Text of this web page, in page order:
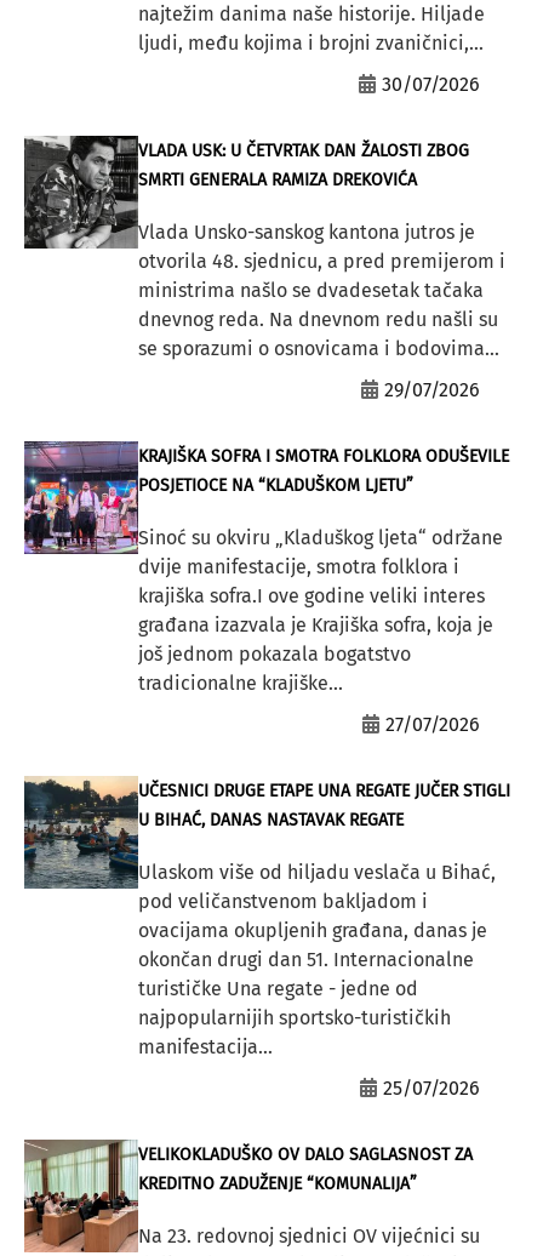
najtežim danima naše historije. Hiljade
ljudi, među kojima i brojni zvaničnici,...
30/07/2026
VLADA USK: U ČETVRTAK DAN ŽALOSTI ZBOG
SMRTI GENERALA RAMIZA DREKOVIĆA
Vlada Unsko-sanskog kantona jutros je
otvorila 48. sjednicu, a pred premijerom i
ministrima našlo se dvadesetak tačaka
dnevnog reda. Na dnevnom redu našli su
se sporazumi o osnovicama i bodovima...
29/07/2026
KRAJIŠKA SOFRA I SMOTRA FOLKLORA ODUŠEVILE
POSJETIOCE NA “KLADUŠKOM LJETU”
Sinoć su okviru „Kladuškog ljeta“ održane
dvije manifestacije, smotra folklora i
krajiška sofra.I ove godine veliki interes
građana izazvala je Krajiška sofra, koja je
još jednom pokazala bogatstvo
tradicionalne krajiške...
27/07/2026
UČESNICI DRUGE ETAPE UNA REGATE JUČER STIGLI
U BIHAĆ, DANAS NASTAVAK REGATE
Ulaskom više od hiljadu veslača u Bihać,
pod veličanstvenom bakljadom i
ovacijama okupljenih građana, danas je
okončan drugi dan 51. Internacionalne
turističke Una regate - jedne od
najpopularnijih sportsko-turističkih
manifestacija...
25/07/2026
VELIKOKLADUŠKO OV DALO SAGLASNOST ZA
KREDITNO ZADUŽENJE “KOMUNALIJA”
Na 23. redovnoj sjednici OV vijećnici su